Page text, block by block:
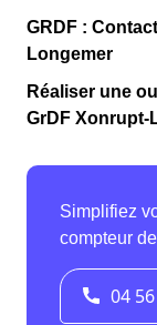
GRDF :
Longemer
Réaliser une
GrDF Xonrupt-